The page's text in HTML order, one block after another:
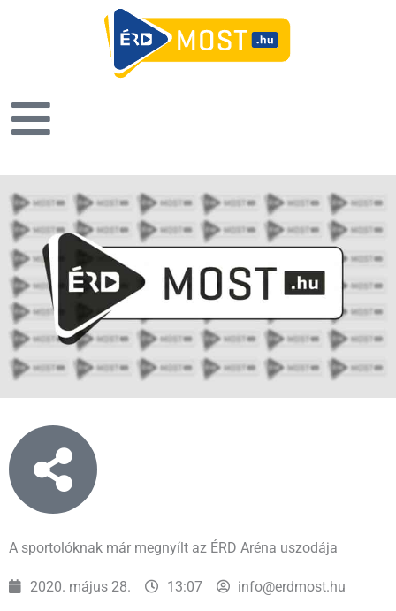
A sportolóknak már megnyílt az ÉRD Aréna uszodája
2020. május 28. 13:07 info@erdmost.hu